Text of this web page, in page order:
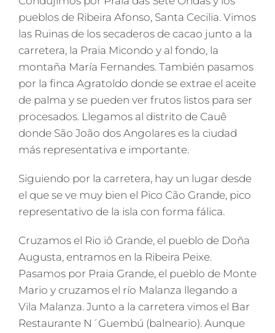
pueblos de Ribeira Afonso, Santa Cecilia. Vimos
las Ruinas de los secaderos de cacao junto a la
carretera, la Praia Micondo y al fondo, la
montaña María Fernandes. También pasamos
por la finca Agratoldo donde se extrae el aceite
de palma y se pueden ver frutos listos para ser
procesados. Llegamos al distrito de Cauê
donde São João dos Angolares es la ciudad
más representativa e importante.
Siguiendo por la carretera, hay un lugar desde
el que se ve muy bien el Pico Cão Grande, pico
representativo de la isla con forma fálica.
Cruzamos el Rio iô Grande, el pueblo de Doña
Augusta, entramos en la Ribeira Peixe.
Pasamos por Praia Grande, el pueblo de Monte
Mario y cruzamos el río Malanza llegando a
Vila Malanza. Junto a la carretera vimos el Bar
Restaurante N´Guembú (balneario). Aunque